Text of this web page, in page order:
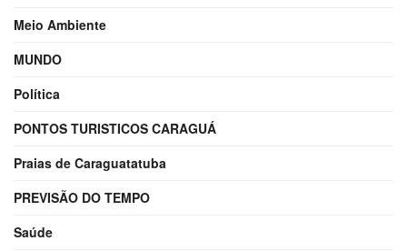
Meio Ambiente
MUNDO
Política
PONTOS TURISTICOS CARAGUÁ
Praias de Caraguatatuba
PREVISÃO DO TEMPO
Saúde